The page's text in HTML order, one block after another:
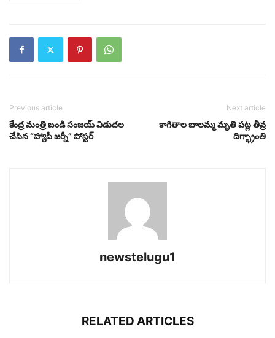
Previous article
కేంద్ర మంత్రి బండి సంజయ్ విడుదల
చేసిన “హ్యాపీ జర్నీ” పోస్టర్
Next article
కాగితాల బాలమ్మ మృతి పట్ల తీవ్ర
దిగ్భ్రాంతి
newstelugu1
RELATED ARTICLES